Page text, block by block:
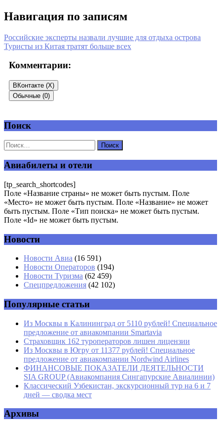
Навигация по записям
Российские эксперты назвали лучшие для отдыха острова
Туристы из Китая тратят больше всех
Комментарии:
ВКонтакте (X)
Обычные (0)
Добавить комментарий
Ваш адрес email не будет опубликован.
Имя *
Email*
Поиск
Авиабилеты и отели
[tp_search_shortcodes]
Поле «Название страны» не может быть пустым. Поле
«Место» не может быть пустым. Поле «Название» не может
быть пустым. Поле «Тип поиска» не может быть пустым.
Поле «Id» не может быть пустым.
Новости
Новости Авиа (16 591)
Новости Операторов (194)
Новости Туризма (62 459)
Спецпредложения (42 102)
Популярные статьи
Из Москвы в Калининград от 5110 рублей! Специальное
предложение от авиакомпании Smartavia
Страховщик 162 туроператоров лишен лицензии
Из Москвы в Югру от 11377 рублей! Специальное
предложение от авиакомпании Nordwind Airlines
ФИНАНСОВЫЕ ПОКАЗАТЕЛИ ДЕЯТЕЛЬНОСТИ
SIA GROUP (Авиакомпания Сингапурские Авиалинии)
Классический Узбекистан, экскурсионный тур на 6 и 7
дней — сводка мест
Архивы